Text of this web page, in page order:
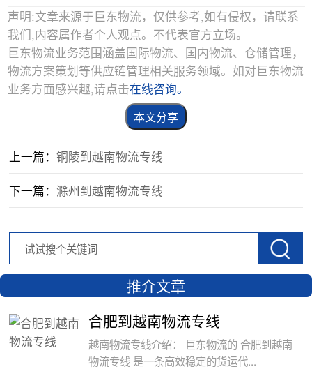
声明:文章来源于巨东物流，仅供参考,如有侵权，请联系
我们,内容属作者个人观点。不代表官方立场。
巨东物流业务范围涵盖国际物流、国内物流、仓储管理，
物流方案策划等供应链管理相关服务领域。如对巨东物流
业务方面感兴趣,请点击在线咨询。
本文分享
上一篇：铜陵到越南物流专线
下一篇： 滁州到越南物流专线
推介文章
合肥到越南物流专线
越南物流专线介绍： 巨东物流的 合肥到越南
物流专线 是一条高效稳定的货运代...